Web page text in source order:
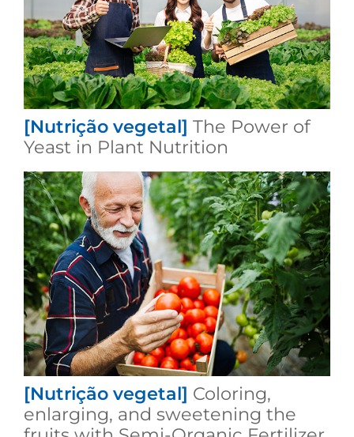
[Nutrição vegetal] The Power of
Yeast in Plant Nutrition
[Nutrição vegetal] Coloring,
enlarging, and sweetening the